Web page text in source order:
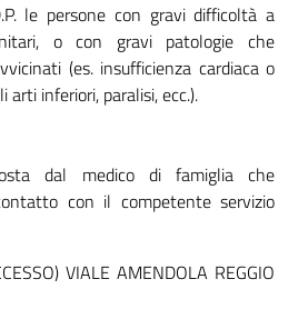
le persone con gravi difficoltà a
o con gravi patologie che
(es. insufficienza cardiaca o
arti inferiori, paralisi, ecc.).
dal medico di famiglia che
con il competente servizio
VIALE AMENDOLA REGGIO